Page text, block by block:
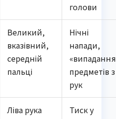
голови
Великий,
вказівний,
середній
пальці
Нічні
напади,
предметів з
рук
Ліва рука
Тиск у